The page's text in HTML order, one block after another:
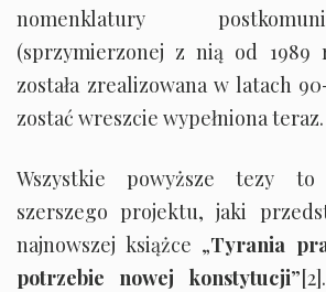
nomenklatury
(sprzymierzonej z nią od 1989
została zrealizowana w latach
zostać wreszcie wypełniona teraz.
Wszystkie powyższe tezy
szerszego projektu, jaki
najnowszej książce „Tyrania
potrzebie nowej konstytucji”[2]